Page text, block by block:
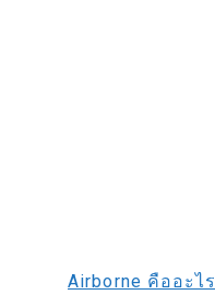
Airborne คืออะไ